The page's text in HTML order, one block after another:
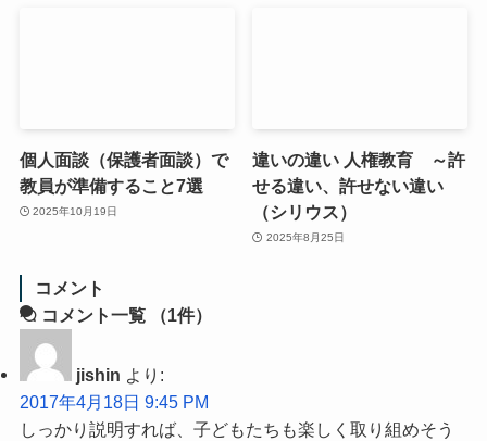
個人面談（保護者面談）で
教員が準備すること7選
2025年10月19日
違いの違い 人権教育 ～許
せる違い、許せない違い
（シリウス）
2025年8月25日
コメント
コメント一覧
（1件）
jishin より:
2017年4月18日 9:45 PM
しっかり説明すれば、子どもたちも楽しく取り組めそう